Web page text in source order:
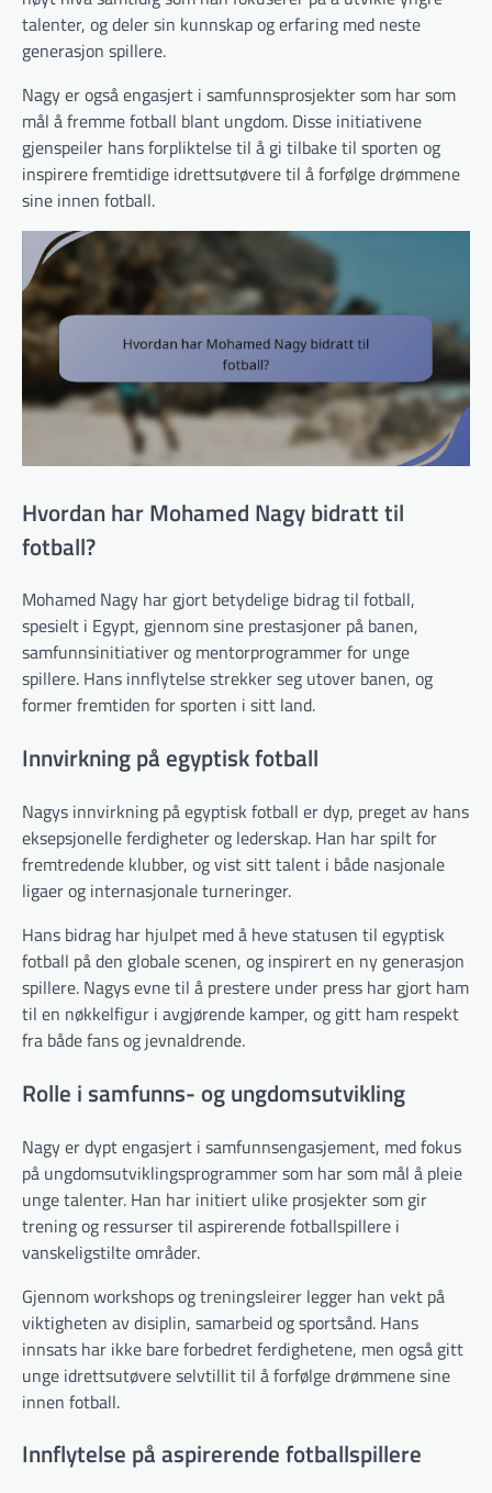
talenter, og deler sin kunnskap og erfaring med neste
generasjon spillere.
Nagy er også engasjert i samfunnsprosjekter som har som
mål å fremme fotball blant ungdom. Disse initiativene
gjenspeiler hans forpliktelse til å gi tilbake til sporten og
inspirere fremtidige idrettsutøvere til å forfølge drømmene
sine innen fotball.
Hvordan har Mohamed Nagy bidratt til
fotball?
Mohamed Nagy har gjort betydelige bidrag til fotball,
spesielt i Egypt, gjennom sine prestasjoner på banen,
samfunnsinitiativer og mentorprogrammer for unge
spillere. Hans innflytelse strekker seg utover banen, og
former fremtiden for sporten i sitt land.
Innvirkning på egyptisk fotball
Nagys innvirkning på egyptisk fotball er dyp, preget av hans
eksepsjonelle ferdigheter og lederskap. Han har spilt for
fremtredende klubber, og vist sitt talent i både nasjonale
ligaer og internasjonale turneringer.
Hans bidrag har hjulpet med å heve statusen til egyptisk
fotball på den globale scenen, og inspirert en ny generasjon
spillere. Nagys evne til å prestere under press har gjort ham
til en nøkkelfigur i avgjørende kamper, og gitt ham respekt
fra både fans og jevnaldrende.
Rolle i samfunns- og ungdomsutvikling
Nagy er dypt engasjert i samfunnsengasjement, med fokus
på ungdomsutviklingsprogrammer som har som mål å pleie
unge talenter. Han har initiert ulike prosjekter som gir
trening og ressurser til aspirerende fotballspillere i
vanskeligstilte områder.
Gjennom workshops og treningsleirer legger han vekt på
viktigheten av disiplin, samarbeid og sportsånd. Hans
innsats har ikke bare forbedret ferdighetene, men også gitt
unge idrettsutøvere selvtillit til å forfølge drømmene sine
innen fotball.
Innflytelse på aspirerende fotballspillere